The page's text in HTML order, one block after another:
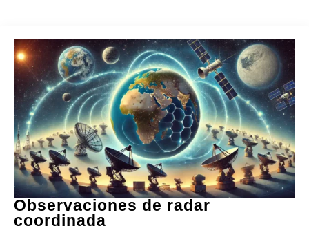
Observaciones de radar
coordinada